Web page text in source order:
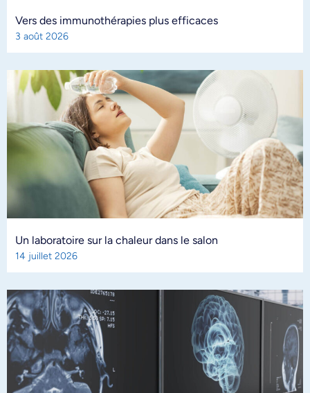
Vers des immunothérapies plus efficaces
3 août 2026
Un laboratoire sur la chaleur dans le salon
14 juillet 2026